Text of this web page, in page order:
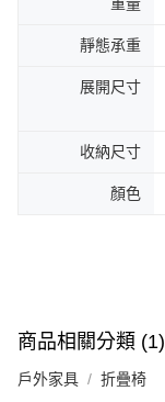
重量
靜態承重
展開尺寸
收納尺寸
顏色
商品相關分類 (1)
戶外家具 折疊椅